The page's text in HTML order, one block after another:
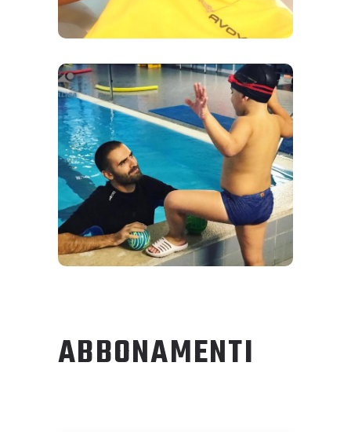
AGOSTINO
NAPPO
Istruttore di nuoto
ABBONAMENTI